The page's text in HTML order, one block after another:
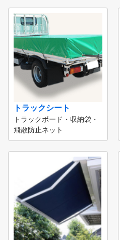
トラックシート
トラックボード・収納袋・
飛散防止ネット